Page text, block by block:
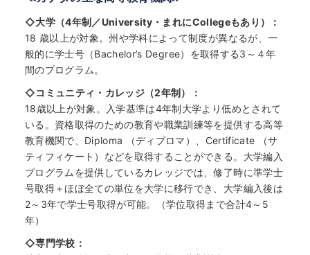
◇大学（4年制／University・まれにCollegeもあり）：
18 歳以上が対象。州や学科によって制度が異なるが、一
般的に学士号（Bachelor’s Degree）を取得する3～４年
間のプログラム。
◇コミュニティ・カレッジ（2年制）：
18歳以上が対象。入学基準は4年制大学より低めとされて
いる。資格取得のための教育や職業訓練等を提供する高等
教育機関で、Diploma （ディプロマ）、Certificate （サ
ティフィケート）などを取得することができる。大学編入
プログラムを提供しているカレッジでは、修了時に準学士
号取得＋ほぼ全ての単位を大学に移行でき、大学編入後は
2～3年で学士号取得が可能。（学位取得まで合計4～5
年）
◇専門学校：